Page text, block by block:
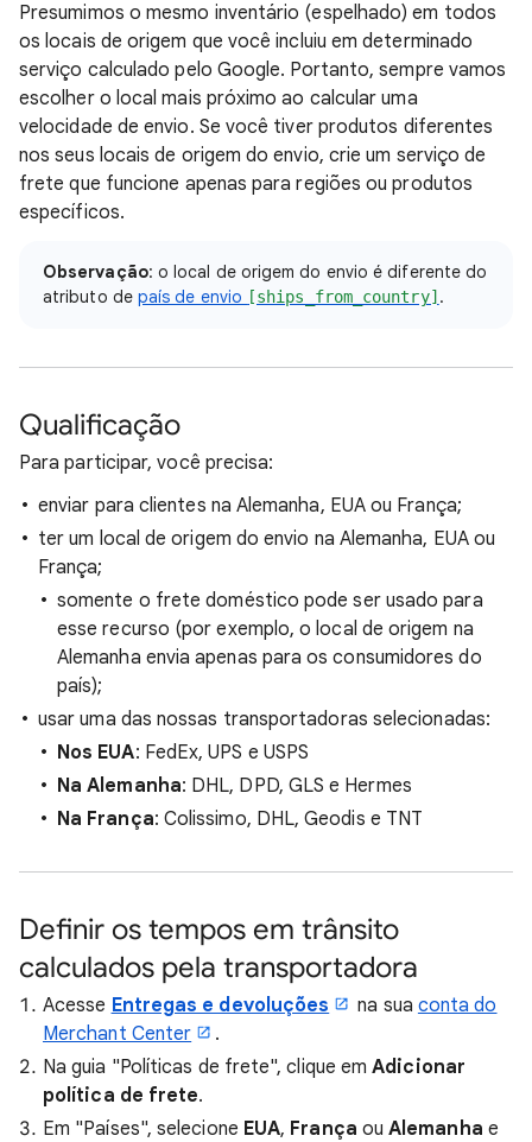
Presumimos o mesmo inventário (espelhado) em todos
os locais de origem que você incluiu em determinado
serviço calculado pelo Google. Portanto, sempre vamos
escolher o local mais próximo ao calcular uma
velocidade de envio. Se você tiver produtos diferentes
nos seus locais de origem do envio, crie um serviço de
frete que funcione apenas para regiões ou produtos
específicos.
Observação: o local de origem do envio é diferente do
atributo de país de envio [ships_from_country] .
Qualificação
Para participar, você precisa:
enviar para clientes na Alemanha, EUA ou França;
ter um local de origem do envio na Alemanha, EUA ou
França;
somente o frete doméstico pode ser usado para
esse recurso (por exemplo, o local de origem na
Alemanha envia apenas para os consumidores do
país);
usar uma das nossas transportadoras selecionadas:
Nos EUA: FedEx, UPS e USPS
Na Alemanha: DHL, DPD, GLS e Hermes
Na França: Colissimo, DHL, Geodis e TNT
Definir os tempos em trânsito
calculados pela transportadora
Acesse Entregas e devoluções na sua conta do
Merchant Center
.
Na guia "Políticas de frete", clique emAdicionar
política de frete.
Em "Países", selecione EUA, França ouAlemanha e